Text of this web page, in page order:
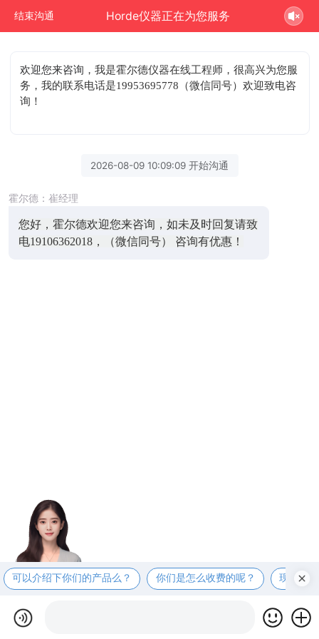
结束沟通 Horde仪器正在为您服务
欢迎您来咨询 ，我是霍尔德仪器在线工程师，很高兴为您服
务，我的联系电话是19953695778（微信同号）欢迎致电咨
询！
2026-08-09 10:09:09 开始沟通
霍尔德：崔经理
您好，霍尔德欢迎您来咨询，如未及时回复请致
电19106362018，（微信同号） 咨询有优惠！
可以介绍下你们的产品么？ 你们是怎么收费的呢？ 现在有